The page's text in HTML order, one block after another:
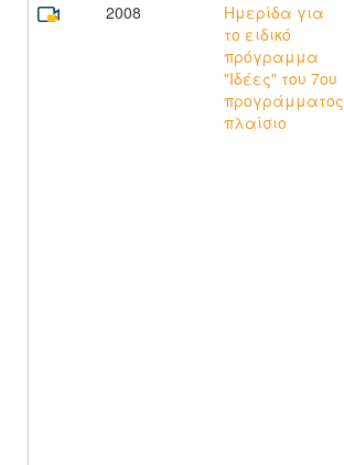
2008
Ημερίδα για
το ειδικό
πρόγραμμα
"Ιδέες" του 7ου
προγράμματος
πλαίσιο